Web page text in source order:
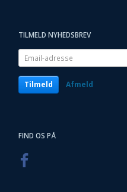
TILMELD NYHEDSBREV
Email-
adresse
Tilmeld Afmeld
FIND OS PÅ